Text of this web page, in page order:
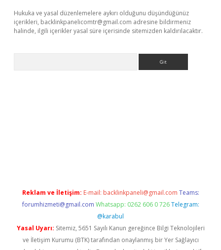
Hukuka ve yasal düzenlemelere aykırı olduğunu düşündüğünüz
içerikleri, backlinkpanelicomtr@gmail.com adresine bildirmeniz
halinde, ilgili içerikler yasal süre içerisinde sitemizden kaldırılacaktır.
Reklam ve İletişim: E-mail: backlinkpaneli@gmail.com Teams:
forumhizmeti@gmail.com Whatsapp: 0262 606 0 726 Telegram:
@karabul
Yasal Uyarı: Sitemiz, 5651 Sayılı Kanun gereğince Bilgi Teknolojileri
ve İletişim Kurumu (BTK) tarafından onaylanmış bir Yer Sağlayıcı